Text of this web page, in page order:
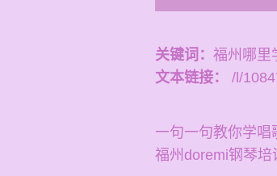
关键词： 福州哪里
文本链接：
/l/
一句一句教你学唱
福州doremi钢琴培